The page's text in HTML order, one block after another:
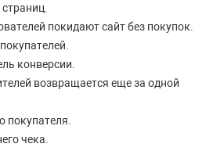
покидают сайт без покупок.
конверсии.
возвращается еще за одной
покупателя.
чека.